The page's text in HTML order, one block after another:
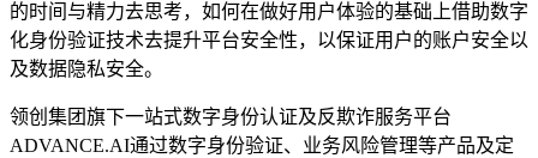
的时间与精力去思考，如何在做好用户体验的基础上借助数字
化身份验证技术去提升平台安全性，以保证用户的账户安全以
及数据隐私安全。
领创集团旗下一站式数字身份认证及反欺诈服务平台
ADVANCE.AI通过数字身份验证、业务风险管理等产品及定